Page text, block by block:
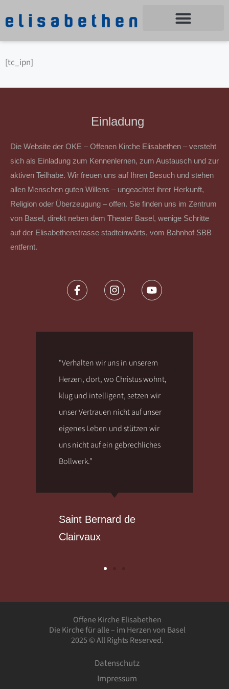
[tc_ipn]
Einladung
Die Website der OKE – Offenen Kirche Elisabethen – versteht
sich als Einladung zum Kennenlernen, zum Austausch und zur
aktiven Teilhabe. Wir freuen uns auf Ihren Besuch und stehen
allen Menschen guten Willens – ungeachtet ihrer Herkunft,
Religion oder Überzeugung – offen. Sie finden uns im Zentrum
von Basel, direkt neben dem Theater Basel, wenige Schritte
auf der Elisabethenstrasse stadteinwärts, vom Bahnhof SBB
entfernt.
"Verhalten wir uns in unserem
Herzen, dort, wo Christus wohnt,
klug und intelligent, setzen wir
unser Vertrauen nicht auf unser
eigenes Leben und stützen wir
uns nicht auf ein gebrechliches
Bollwerk."
Saint Bernard de
Clairvaux
Offene Kirche Elisabethen
Die Kirche für alle – im Herzen von Basel
2025 © All Rights Reserved.
Datenschutz
Impressum